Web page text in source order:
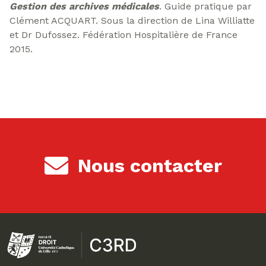
Gestion des archives médicales. Guide pratique par
Clément ACQUART. Sous la direction de Lina Williatte
et Dr Dufossez. Fédération Hospitalière de France
2015.
Nous contacter